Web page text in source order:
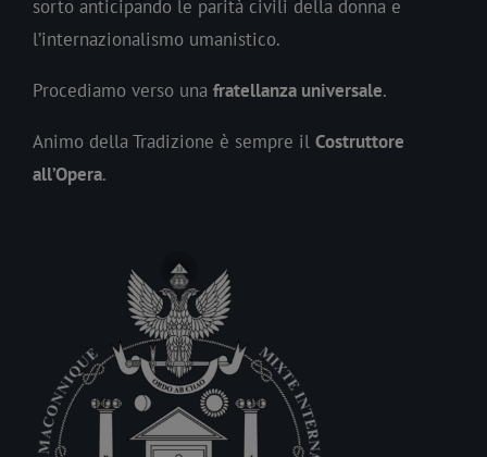
sorto anticipando le parità civili della donna e
l’internazionalismo umanistico.
Procediamo verso una fratellanza universale.
Animo della Tradizione è sempre il Costruttore
all’Opera.